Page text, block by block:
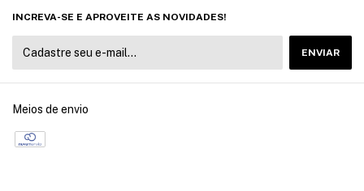
INCREVA-SE E APROVEITE AS NOVIDADES!
Meios de envio